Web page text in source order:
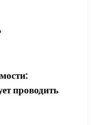
проводить